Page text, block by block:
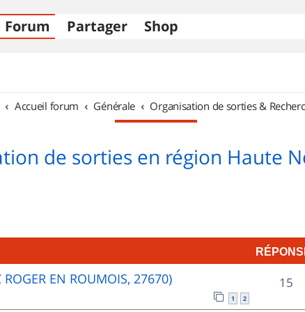
Forum Partager Shop
Accueil forum Générale Organisation de sorties &
de sorties en région Haute
EN ROUMOIS, 27670)
1 2
15R
é